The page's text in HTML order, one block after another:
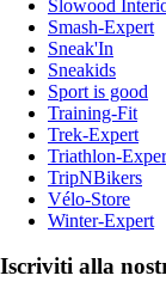
Slowood
Smash-Expert
Sneak'In
Sneakids
Sport is good
Training-Fit
Trek-Expert
Triathlon-
TripNBikers
Vélo-Store
Winter-Expert
Iscriviti alla